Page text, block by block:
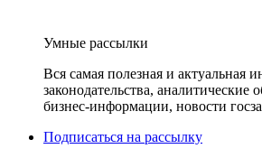
Умные рассылки
Вся самая полезная и актуальная
законодательства, аналитические
бизнес-информации, новости
Подписаться на рассылку